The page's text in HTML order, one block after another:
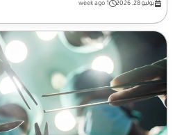
يوليو 28, 2026 1 week ago